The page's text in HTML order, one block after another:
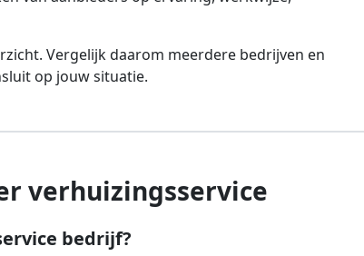
Vergelijk daarom meerdere bedrijven en
op jouw situatie.
verhuizingsservice
bedrijf?